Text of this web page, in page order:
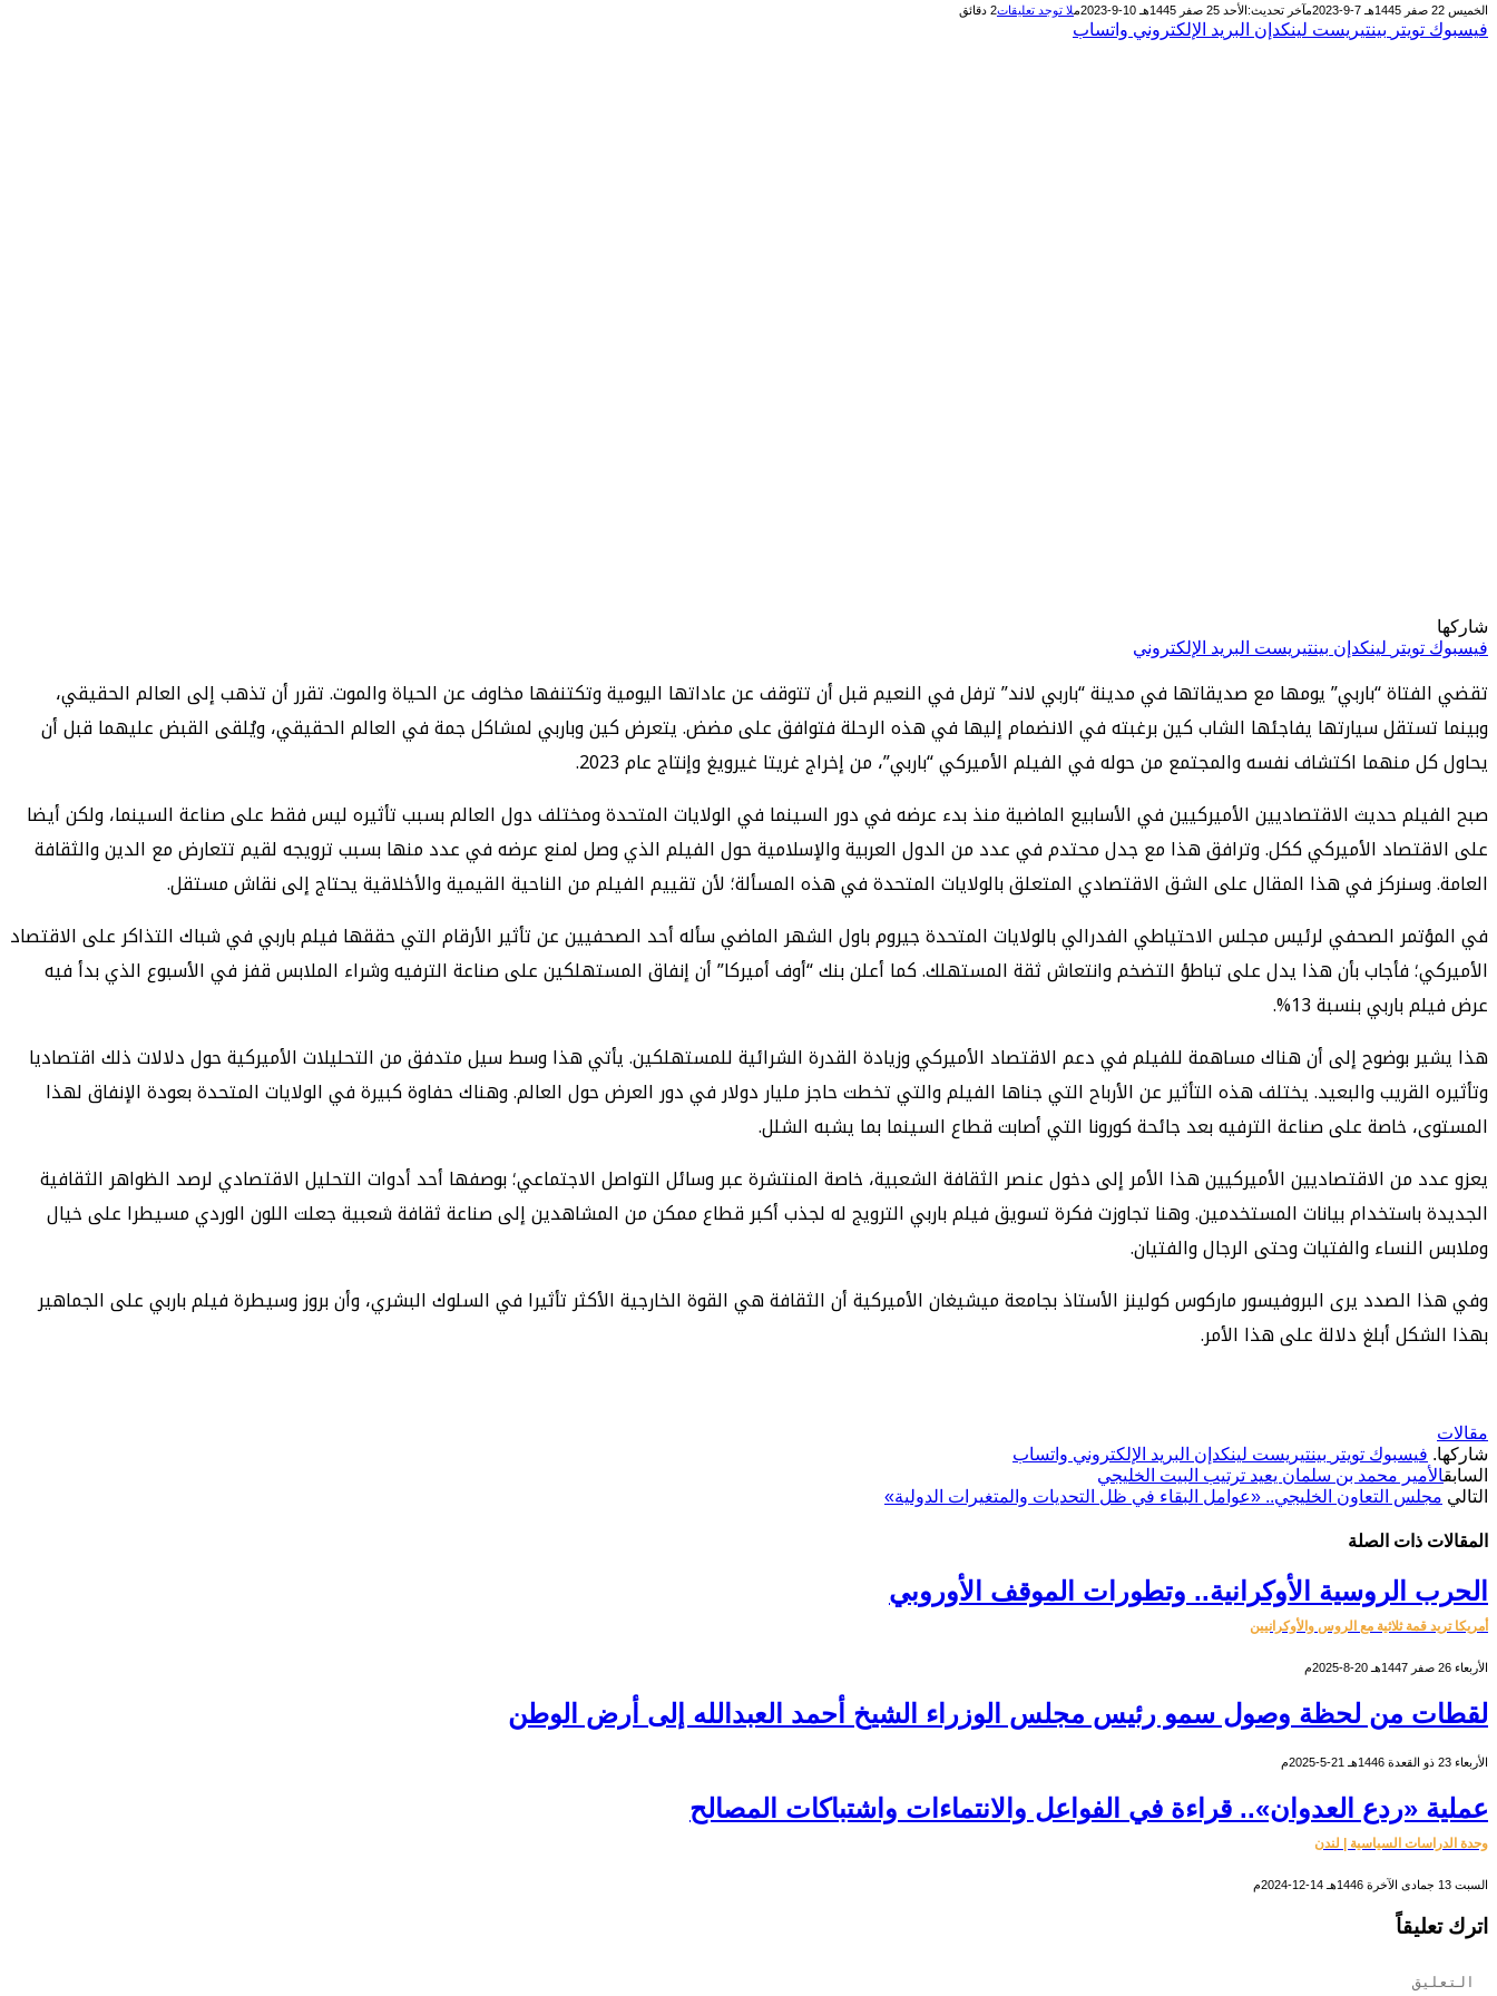
الخميس 22 صفر 1445هـ 7-9-2023م آخر تحديث:الأحد 25 صفر 1445هـ 10-9-2023م لا توجد تعليقات2 دقائق
فيسبوك تويتر بينتيريست لينكدإن البريد الإلكتروني واتساب
شاركها
فيسبوك تويتر لينكدإن بينتيريست البريد الإلكتروني
تقضي الفتاة “باربي” يومها مع صديقاتها في مدينة “باربي لاند” ترفل في النعيم قبل أن تتوقف عن عاداتها اليومية وتكتنفها مخاوف عن الحياة والموت. تقرر أن تذهب إلى العالم الحقيقي،
وبينما تستقل سيارتها يفاجئها الشاب كين برغبته في الانضمام إليها في هذه الرحلة فتوافق على مضض. يتعرض كين وباربي لمشاكل جمة في العالم الحقيقي، ويُلقى القبض عليهما قبل أن
يحاول كل منهما اكتشاف نفسه والمجتمع من حوله في الفيلم الأميركي “باربي”، من إخراج غريتا غيرويغ وإنتاج عام 2023.
صبح الفيلم حديث الاقتصاديين الأميركيين في الأسابيع الماضية منذ بدء عرضه في دور السينما في الولايات المتحدة ومختلف دول العالم بسبب تأثيره ليس فقط على صناعة السينما، ولكن أيضا
على الاقتصاد الأميركي ككل. وترافق هذا مع جدل محتدم في عدد من الدول العربية والإسلامية حول الفيلم الذي وصل لمنع عرضه في عدد منها بسبب ترويجه لقيم تتعارض مع الدين والثقافة
العامة. وسنركز في هذا المقال على الشق الاقتصادي المتعلق بالولايات المتحدة في هذه المسألة؛ لأن تقييم الفيلم من الناحية القيمية والأخلاقية يحتاج إلى نقاش مستقل.
في المؤتمر الصحفي لرئيس مجلس الاحتياطي الفدرالي بالولايات المتحدة جيروم باول الشهر الماضي سأله أحد الصحفيين عن تأثير الأرقام التي حققها فيلم باربي في شباك التذاكر على الاقتصاد
الأميركي؛ فأجاب بأن هذا يدل على تباطؤ التضخم وانتعاش ثقة المستهلك. كما أعلن بنك “أوف أميركا” أن إنفاق المستهلكين على صناعة الترفيه وشراء الملابس قفز في الأسبوع الذي بدأ فيه
عرض فيلم باربي بنسبة 13%.
هذا يشير بوضوح إلى أن هناك مساهمة للفيلم في دعم الاقتصاد الأميركي وزيادة القدرة الشرائية للمستهلكين. يأتي هذا وسط سيل متدفق من التحليلات الأميركية حول دلالات ذلك اقتصاديا
وتأثيره القريب والبعيد. يختلف هذه التأثير عن الأرباح التي جناها الفيلم والتي تخطت حاجز مليار دولار في دور العرض حول العالم. وهناك حفاوة كبيرة في الولايات المتحدة بعودة الإنفاق لهذا
المستوى، خاصة على صناعة الترفيه بعد جائحة كورونا التي أصابت قطاع السينما بما يشبه الشلل.
يعزو عدد من الاقتصاديين الأميركيين هذا الأمر إلى دخول عنصر الثقافة الشعبية، خاصة المنتشرة عبر وسائل التواصل الاجتماعي؛ بوصفها أحد أدوات التحليل الاقتصادي لرصد الظواهر الثقافية
الجديدة باستخدام بيانات المستخدمين. وهنا تجاوزت فكرة تسويق فيلم باربي الترويج له لجذب أكبر قطاع ممكن من المشاهدين إلى صناعة ثقافة شعبية جعلت اللون الوردي مسيطرا على خيال
وملابس النساء والفتيات وحتى الرجال والفتيان.
وفي هذا الصدد يرى البروفيسور ماركوس كولينز الأستاذ بجامعة ميشيغان الأميركية أن الثقافة هي القوة الخارجية الأكثر تأثيرا في السلوك البشري، وأن بروز وسيطرة فيلم باربي على الجماهير
بهذا الشكل أبلغ دلالة على هذا الأمر.
مقالات
شاركها. فيسبوك تويتر بينتيريست لينكدإن البريد الإلكتروني واتساب
السابقالأمير محمد بن سلمان يعيد ترتيب البيت الخليجي
التالي مجلس التعاون الخليجي.. «عوامل البقاء في ظل التحديات والمتغيرات الدولية»
المقالات ذات الصلة
الحرب الروسية الأوكرانية.. وتطورات الموقف الأوروبي
أمريكا تريد قمة ثلاثية مع الروس والأوكرانيين
الأربعاء 26 صفر 1447هـ 20-8-2025م
لقطات من لحظة وصول سمو رئيس مجلس الوزراء الشيخ أحمد العبدالله إلى أرض الوطن
الأربعاء 23 ذو القعدة 1446هـ 21-5-2025م
عملية «ردع العدوان».. قراءة في الفواعل والانتماءات واشتباكات المصالح
وحدة الدراسات السياسية | لندن
السبت 13 جمادى الآخرة 1446هـ 14-12-2024م
اترك تعليقاً